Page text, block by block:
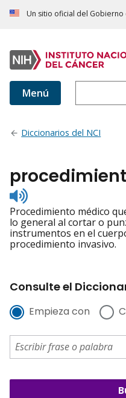
Un sitio oficial del Gobierno
Menú
Diccionarios del NCI
Listen
to
pronunciation
Procedimiento médico
lo general al cortar o
instrumentos en el
procedimiento invasivo.
Consulte el
Empieza con